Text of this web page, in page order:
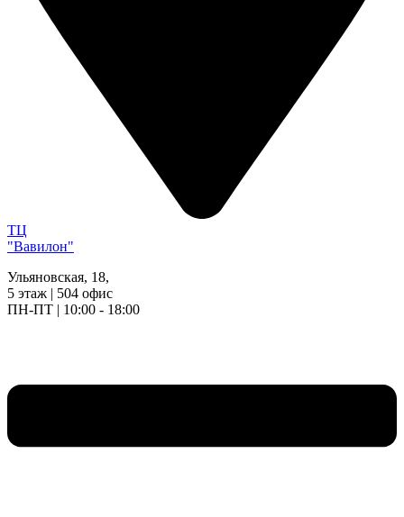
ТЦ
"Вавилон"
Ульяновская, 18,
5 этаж | 504 офис
ПН-ПТ | 10:00 - 18:00